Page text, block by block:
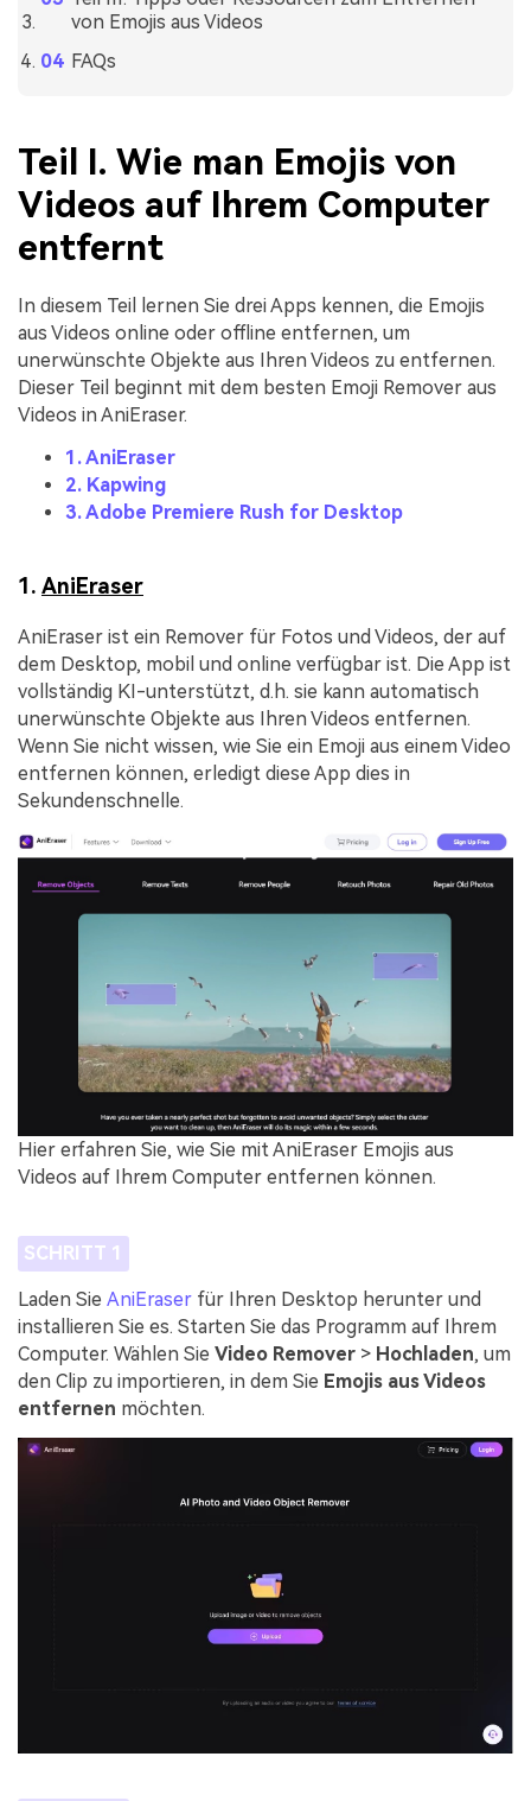
von Emojis aus Videos
FAQs
Teil I. Wie man Emojis von
Videos auf Ihrem Computer
entfernt
In diesem Teil lernen Sie drei Apps kennen, die Emojis
aus Videos online oder offline entfernen, um
unerwünschte Objekte aus Ihren Videos zu entfernen.
Dieser Teil beginnt mit dem besten Emoji Remover aus
Videos in AniEraser.
1. AniEraser
2. Kapwing
3. Adobe Premiere Rush for Desktop
1. AniEraser
AniEraser ist ein Remover für Fotos und Videos, der auf
dem Desktop, mobil und online verfügbar ist. Die App ist
vollständig KI-unterstützt, d.h. sie kann automatisch
unerwünschte Objekte aus Ihren Videos entfernen.
Wenn Sie nicht wissen, wie Sie ein Emoji aus einem Video
entfernen können, erledigt diese App dies in
Sekundenschnelle.
Hier erfahren Sie, wie Sie mit AniEraser Emojis aus
Videos auf Ihrem Computer entfernen können.
SCHRITT 1
Laden Sie AniEraser für Ihren Desktop herunter und
installieren Sie es. Starten Sie das Programm auf Ihrem
Computer. Wählen Sie Video Remover > Hochladen, um
den Clip zu importieren, in dem Sie Emojis aus Videos
entfernen möchten.